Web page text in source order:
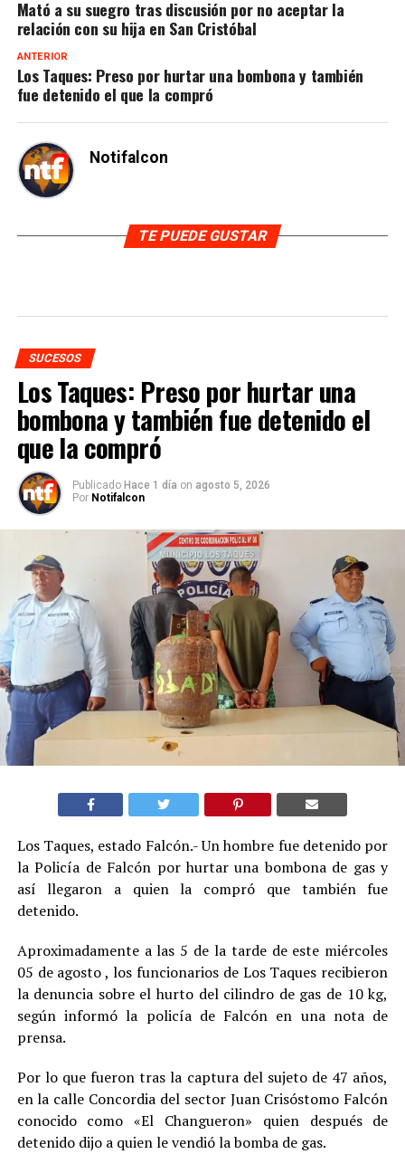
Mató a su suegro tras discusión por no aceptar la
relación con su hija en San Cristóbal
ANTERIOR
Los Taques: Preso por hurtar una bombona y también
fue detenido el que la compró
Notifalcon
TE PUEDE GUSTAR
SUCESOS
Los Taques: Preso por hurtar una
bombona y también fue detenido el
que la compró
Publicado Hace 1 día on agosto 5, 2026
Por Notifalcon
Los Taques, estado Falcón.- Un hombre fue detenido por
la Policía de Falcón por hurtar una bombona de gas y
así llegaron a quien la compró que también fue
detenido.
Aproximadamente a las 5 de la tarde de este miércoles
05 de agosto , los funcionarios de Los Taques recibieron
la denuncia sobre el hurto del cilindro de gas de 10 kg,
según informó la policía de Falcón en una nota de
prensa.
Por lo que fueron tras la captura del sujeto de 47 años,
en la calle Concordia del sector Juan Crisóstomo Falcón
conocido como «El Changueron» quien después de
detenido dijo a quien le vendió la bomba de gas.